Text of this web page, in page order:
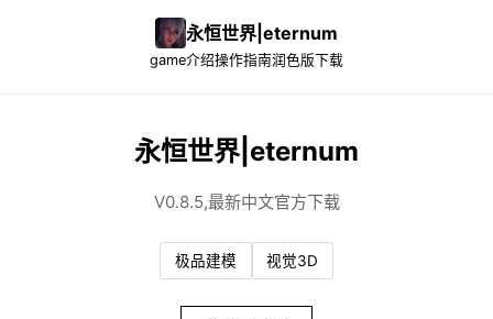
永恒世界|eternum
game介绍操作指南润色版下载
永恒世界|eternum
V0.8.5,最新中文官方下载
极品建模 视觉3D